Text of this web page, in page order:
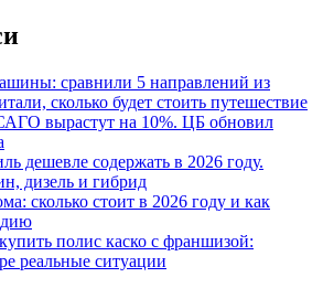
сравнили 5 направлений из
сколько будет стоить путешествие
вырастут на 10%. ЦБ обновил
дешевле содержать в 2026 году.
дизель и гибрид
сколько стоит в 2026 году и как
полис каско с франшизой:
реальные ситуации